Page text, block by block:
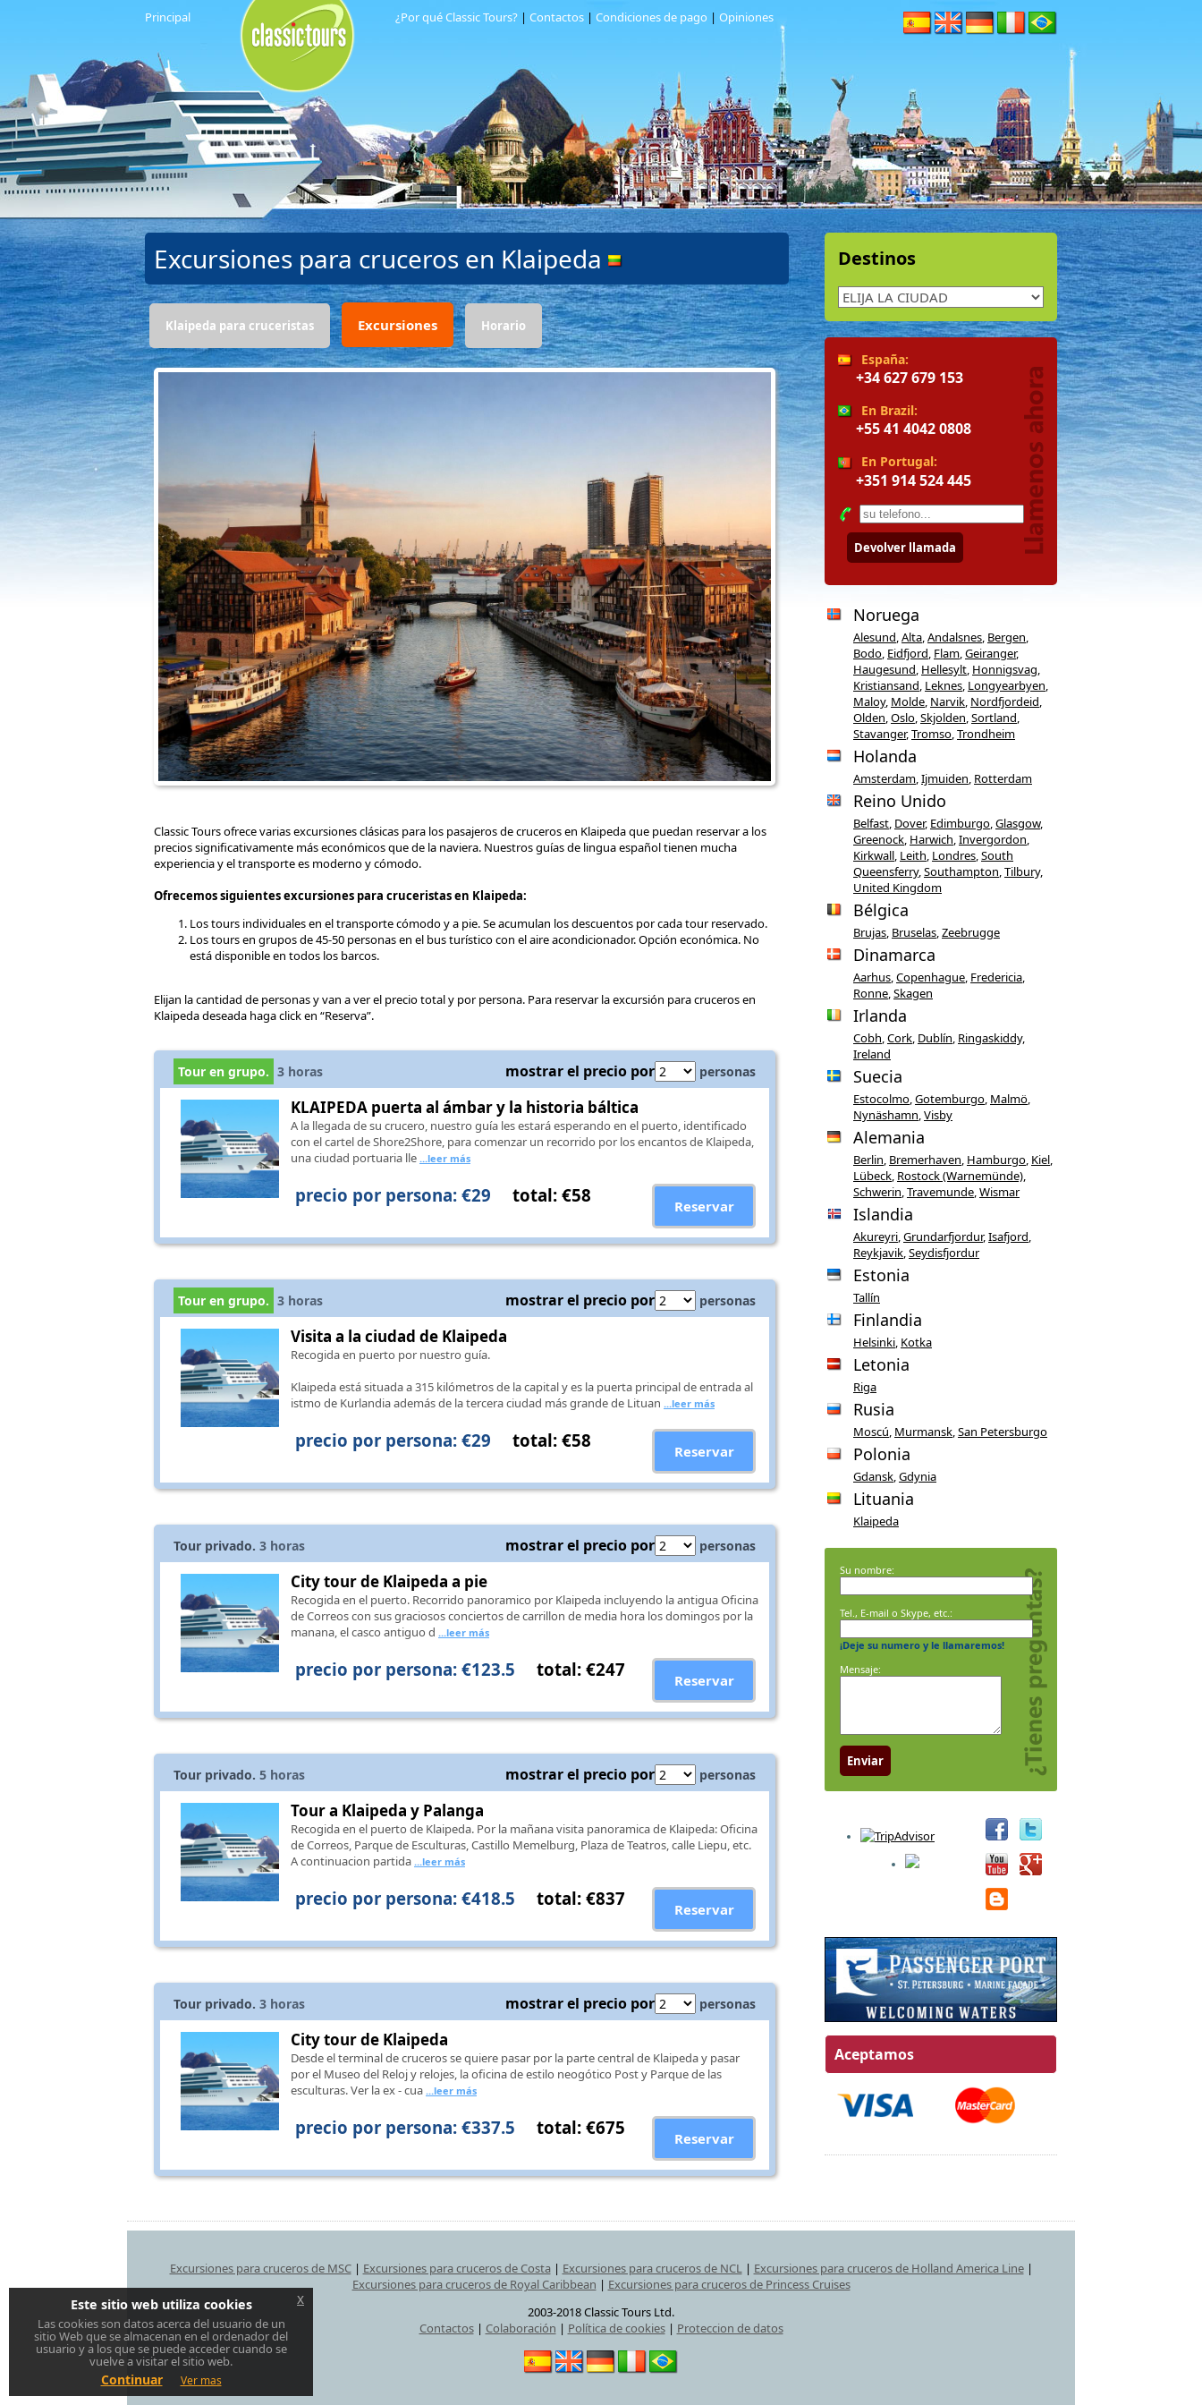
Principal ¿Por qué Classic Tours? | Contactos | Condiciones de pago | Opiniones
Excursiones para cruceros en Klaipeda
Klaipeda para cruceristas Excursiones Horario
Classic Tours ofrece varias excursiones clásicas para los pasajeros de cruceros en Klaipeda que puedan reservar a los
precios significativamente más económicos que de la naviera. Nuestros guías de lingua español tienen mucha
experiencia y el transporte es moderno y cómodo.
Ofrecemos siguientes excursiones para cruceristas en Klaipeda:
Los tours individuales en el transporte cómodo y a pie. Se acumulan los descuentos por cada tour reservado.
Los tours en grupos de 45-50 personas en el bus turístico con el aire acondicionador. Opción económica. No
está disponible en todos los barcos.
Elijan la cantidad de personas y van a ver el precio total y por persona. Para reservar la excursión para cruceros en
Klaipeda deseada haga click en “Reserva”.
Tour en grupo. 3 horas mostrar el precio por personas
KLAIPEDA puerta al ámbar y la historia báltica
A la llegada de su crucero, nuestro guía les estará esperando en el puerto, identificado
con el cartel de Shore2Shore, para comenzar un recorrido por los encantos de Klaipeda,
una ciudad portuaria lle ...leer más
precio por persona: €29 total: €58 Reservar
Tour en grupo. 3 horas mostrar el precio por personas
Visita a la ciudad de Klaipeda
Recogida en puerto por nuestro guía.
Klaipeda está situada a 315 kilómetros de la capital y es la puerta principal de entrada al
istmo de Kurlandia además de la tercera ciudad más grande de Lituan ...leer más
precio por persona: €29 total: €58 Reservar
Tour privado. 3 horas mostrar el precio por personas
City tour de Klaipeda a pie
Recogida en el puerto. Recorrido panoramico por Klaipeda incluyendo la antigua Oficina
de Correos con sus graciosos conciertos de carrillon de media hora los domingos por la
manana, el casco antiguo d ...leer más
precio por persona: €123.5 total: €247 Reservar
Tour privado. 5 horas mostrar el precio por personas
Tour a Klaipeda y Palanga
Recogida en el puerto de Klaipeda. Por la mañana visita panoramica de Klaipeda: Oficina
de Correos, Parque de Esculturas, Castillo Memelburg, Plaza de Teatros, calle Liepu, etc.
A continuacion partida ...leer más
precio por persona: €418.5 total: €837 Reservar
Tour privado. 3 horas mostrar el precio por personas
City tour de Klaipeda
Desde el terminal de cruceros se quiere pasar por la parte central de Klaipeda y pasar
por el Museo del Reloj y relojes, la oficina de estilo neogótico Post y Parque de las
esculturas. Ver la ex - cua ...leer más
precio por persona: €337.5 total: €675 Reservar
Destinos
España:
+34 627 679 153
En Brazil:
+55 41 4042 0808
En Portugal:
+351 914 524 445
Devolver llamada
Noruega
Alesund Alta Andalsnes Bergen
Bodo Eidfjord Flam Geiranger,
Haugesund Hellesylt Honnigsvag
Kristiansand Leknes Longyearbyen
Maloy, Molde Narvik Nordfjordeid
Olden Oslo Skjolden Sortland
Stavanger,Tromso Trondheim
Holanda
Amsterdam Ijmuiden Rotterdam
Reino Unido
Belfast Dover, Edimburgo Glasgow,
Greenock Harwich Invergordon
Kirkwall Leith Londres South
Queensferry, Southampton Tilbury,
United Kingdom
Bélgica
Brujas Bruselas Zeebrugge
Dinamarca
Aarhus Copenhague Fredericia
Ronne Skagen
Irlanda
Cobh Cork Dublín Ringaskiddy,
Ireland
Suecia
Estocolmo Gotemburgo Malmö
Nynäshamn Visby
Alemania
Berlin Bremerhaven Hamburgo Kiel
Lübeck Rostock (Warnemünde)
Schwerin Travemunde Wismar
Islandia
Akureyri Grundarfjordur,Isafjord
Reykjavik Seydisfjordur
Estonia
Tallín
Finlandia
Helsinki Kotka
Letonia
Riga
Rusia
Moscú Murmansk San Petersburgo
Polonia
Gdansk Gdynia
Lituania
Klaipeda
Su nombre:
Tel., E-mail o Skype, etc.:
¡Deje su numero y le llamaremos!
Mensaje:
Enviar
Aceptamos
Excursiones para cruceros de MSC| Excursiones para cruceros de Costa| Excursiones para cruceros de NCL| Excursiones para cruceros de Holland America Line|
Excursiones para cruceros de Royal Caribbean | Excursiones para cruceros de Princess Cruises
2003-2018 Classic Tours Ltd.
Contactos| Colaboración | Política de cookies| Proteccion de datos
Este sitio web utiliza cookies
Las cookies son datos acerca del usuario de un
sitio Web que se almacenan en el ordenador del
usuario y a los que se puede acceder cuando se
vuelve a visitar el sitio web.
Continuar Ver mas
x